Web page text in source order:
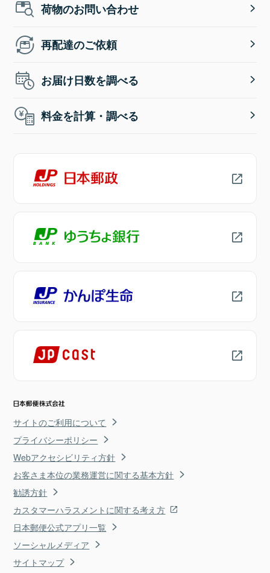
荷物のお問い合わせ
再配達のご依頼
お届け日数を調べる
料金を計算・調べる
サイトのご利用について
プライバシーポリシー
Webアクセシビリティ方針
お客さま本位の業務運営に関する基本方針
勧誘方針
カスタマーハラスメントに関する考え方
日本郵便公式アプリ一覧
ソーシャルメディア
サイトマップ